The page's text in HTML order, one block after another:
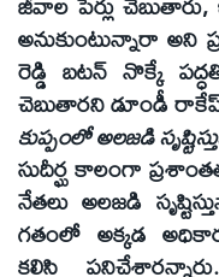
అనుకుంటున్నారా
రెడ్డి బటన్‌ నొక్కే
చెబుతారని డూండీ
కుప్పంలో అలజడి
సుదీర్ఘ కాలంగా
నేతలు అలజడి
గతంలో అక్కడ
కలిసి